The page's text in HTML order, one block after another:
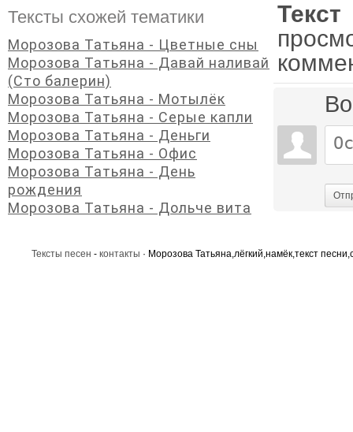
Тексты схожей тематики
Морозова Татьяна - Цветные сны
Морозова Татьяна - Давай наливай
(Сто балерин)
Морозова Татьяна - Мотылёк
Морозова Татьяна - Серые капли
Морозова Татьяна - Деньги
Морозова Татьяна - Офис
Морозова Татьяна - День
рождения
Морозова Татьяна - Дольче вита
Тексты песен - контакты · Морозова Татьяна,лёгкий,намёк,текст